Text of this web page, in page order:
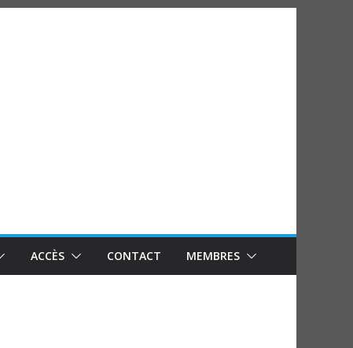
ACCÈS CONTACT MEMBRES